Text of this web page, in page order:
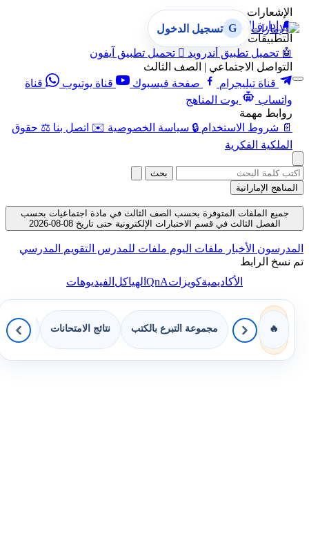
الإشعارات
🔔 إدارة الإشعارات
التطبيقات
🤖 تحميل تطبيق أندرويد  تحميل تطبيق آيفون
التواصل الاجتماعي | الصف الثالث
قناة تيليجرام
صفحة فيسبوك قناة يوتيوب
قناة
واتساب
بوت المناهج
روابط مهمة
📄 شروط الاستخدام 🔒 سياسة الخصوصية ✉️ اتصل بنا ⚖️ حقوق
الملكية الفكرية
G تسجيل الدخول
بحث
المناهج الإماراتية
جميع الملفات المتوفرة بحسب الصف الثالث في مادة اجتماعيات بحسب
الفصل الثالث في قسم الاختبارات الإلكترونية حتى تاريخ 08-08-2026
المدرسون الأخبار ملفات اليوم ملفات للمدرس التقويم المدرسي
تم نسخ الرابط
الأكاديميةكويزاتQnAالهياكلالفيديوهات
🔥 مجموعة التبرع بالكتب نتائج الامتحانات